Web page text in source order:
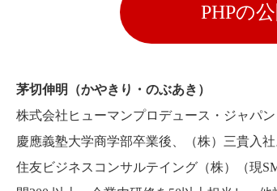
PHPの
茅切伸明（かやきり・のぶあき）
株式会社ヒューマンプロデュース・ジャパ
慶應義塾大学商学部卒業後、（株）三貴入
住友ビジネスコンサルテイング（株）（現